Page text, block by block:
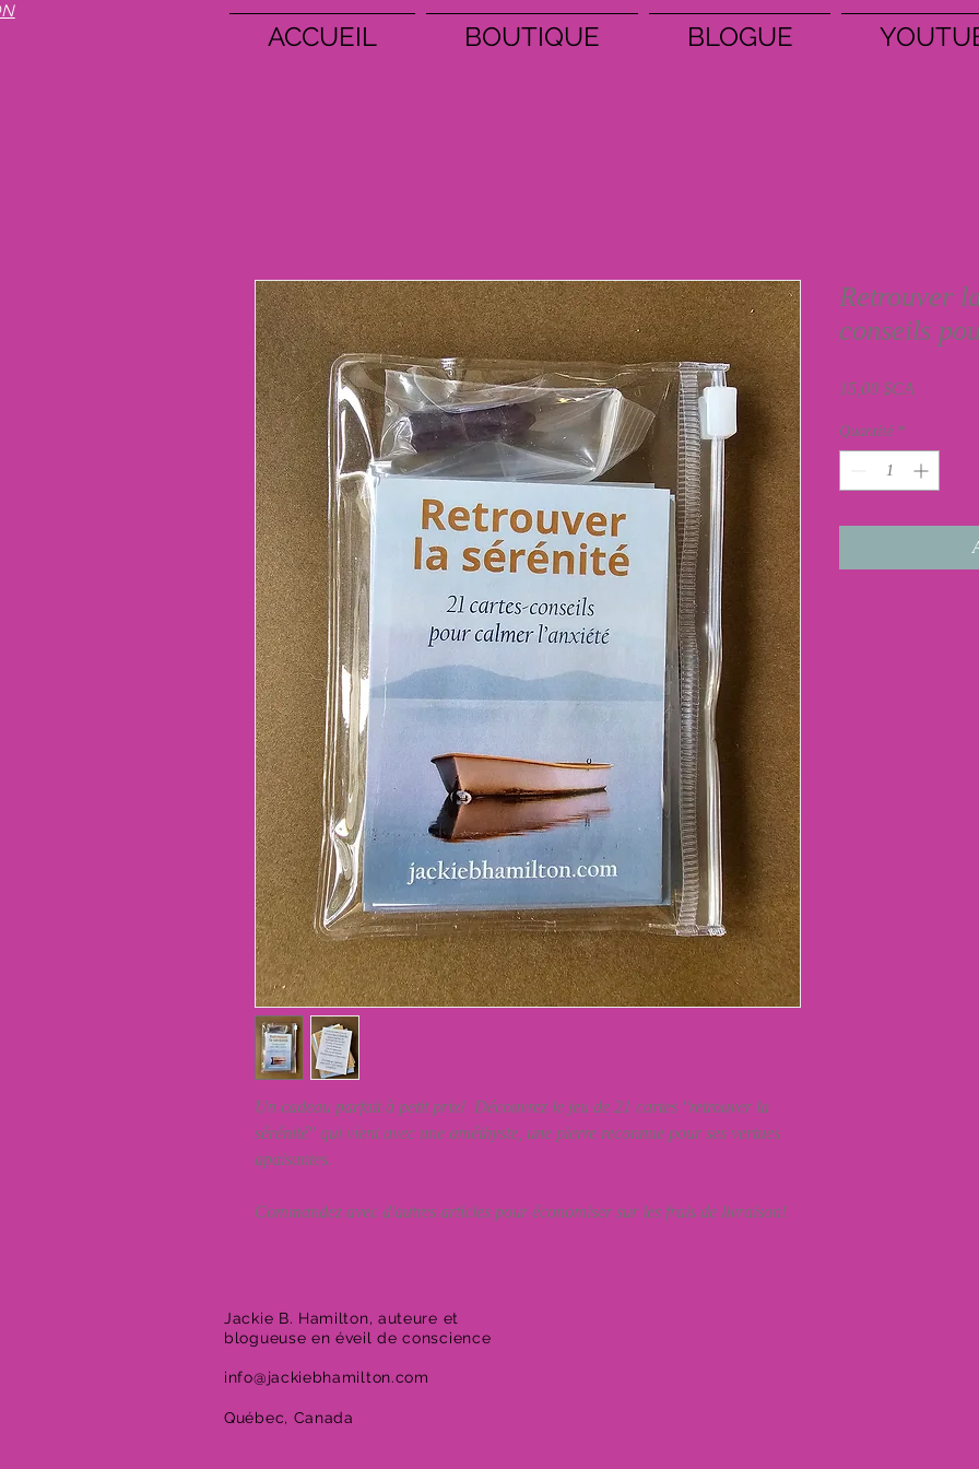
ACCUEIL BOUTIQUE BLOGUE
Un cadeau parfait à petit prix! Découvrez le jeu de 21 cartes "retrouver la
sérénité" qui vient avec une améthyste, une pierre reconnue pour ses vertues
apaisantes.
Commandez avec d'autres articles pour économiser sur les frais de livraison!
Retrouver
conseils
15,00 $CA
Quantité *
Jackie B. Hamilton, auteure et
blogueuse en éveil de conscience
info@jackiebhamilton.com
Québec, Canada